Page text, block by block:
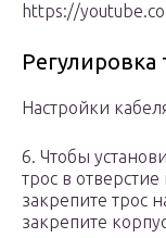
https://
Регулировка
Настройки
6. Чтобы
трос в
закрепите трос
закрепите